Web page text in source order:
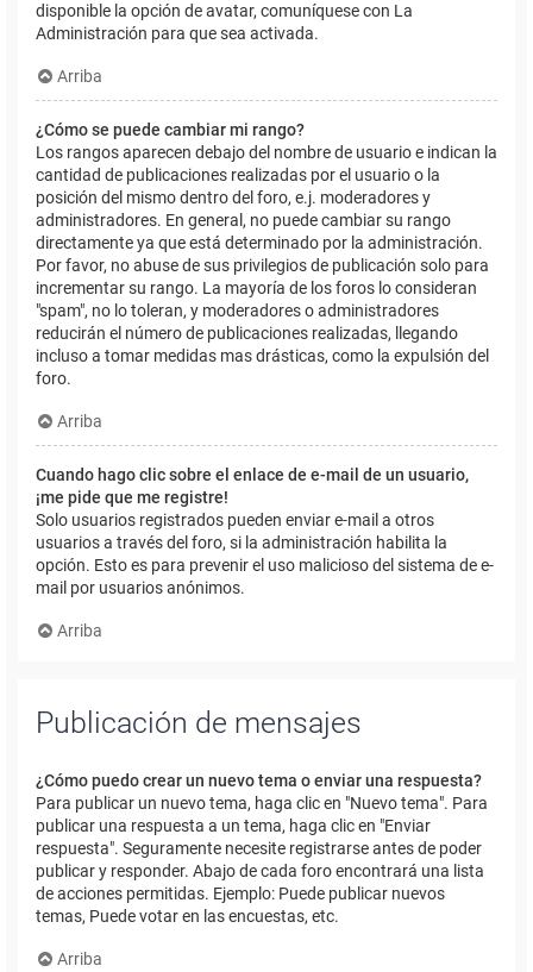
disponible la opción de avatar, comuníquese con La
Administración para que sea activada.
Arriba
¿Cómo se puede cambiar mi rango?
Los rangos aparecen debajo del nombre de usuario e indican la
cantidad de publicaciones realizadas por el usuario o la
posición del mismo dentro del foro, e.j. moderadores y
administradores. En general, no puede cambiar su rango
directamente ya que está determinado por la administración.
Por favor, no abuse de sus privilegios de publicación solo para
incrementar su rango. La mayoría de los foros lo consideran
"spam", no lo toleran, y moderadores o administradores
reducirán el número de publicaciones realizadas, llegando
incluso a tomar medidas mas drásticas, como la expulsión del
foro.
Arriba
Cuando hago clic sobre el enlace de e-mail de un usuario,
¡me pide que me registre!
Solo usuarios registrados pueden enviar e-mail a otros
usuarios a través del foro, si la administración habilita la
opción. Esto es para prevenir el uso malicioso del sistema de e-
mail por usuarios anónimos.
Arriba
Publicación de mensajes
¿Cómo puedo crear un nuevo tema o enviar una respuesta?
Para publicar un nuevo tema, haga clic en "Nuevo tema". Para
publicar una respuesta a un tema, haga clic en "Enviar
respuesta". Seguramente necesite registrarse antes de poder
publicar y responder. Abajo de cada foro encontrará una lista
de acciones permitidas. Ejemplo: Puede publicar nuevos
temas, Puede votar en las encuestas, etc.
Arriba